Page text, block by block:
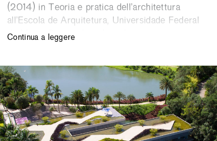
Continua a leggere
(2014) in Teoria e pratica dell’architettura
all’Escola de Arquitetura, Universidade Federal
do Minas Gerais, dove è professore.
master di secondo livello (2004) e dottorato
(2012) in Teoria e pratica dell’architettura
all’Escola de Arquitetura, Universidade Federal
do Minas Gerais, dove è professore, come pure
presso la Universidade FUMEC. È autore del
volume Eolo Maia: Complexidade e contradição